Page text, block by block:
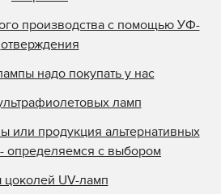
производства с помощью УФ-
отверждения
надо покупать у нас
ламп
или продукция альтернативных
определяемся с выбором
цоколей UV-ламп